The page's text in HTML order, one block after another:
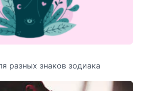
разных знаков зодиака